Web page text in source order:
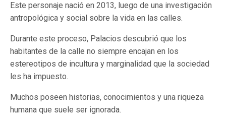
Este personaje nació en 2013, luego de una investigación
antropológica y social sobre la vida en las calles.
Durante este proceso, Palacios descubrió que los
habitantes de la calle no siempre encajan en los
estereotipos de incultura y marginalidad que la sociedad
les ha impuesto.
Muchos poseen historias, conocimientos y una riqueza
humana que suele ser ignorada.